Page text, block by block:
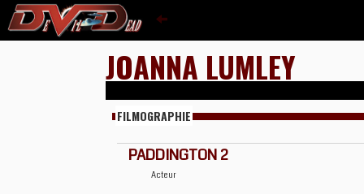
JOANNA LUMLEY
FILMOGRAPHIE
PADDINGTON 2
Acteur